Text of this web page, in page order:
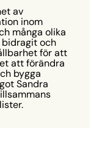
av
inom
många olika
bidragit och
för att
att förändra
bygga
Sandra